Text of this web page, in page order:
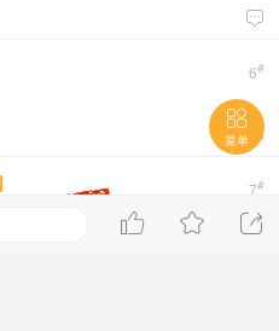

6#

7#

菜单


